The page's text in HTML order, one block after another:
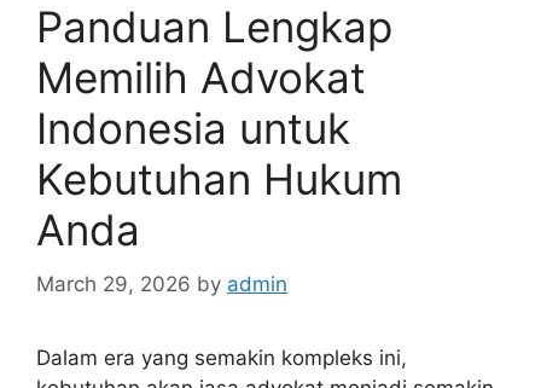
Panduan Lengkap
Memilih Advokat
Indonesia untuk
Kebutuhan Hukum
Anda
March 29, 2026 by admin
Dalam era yang semakin kompleks ini,